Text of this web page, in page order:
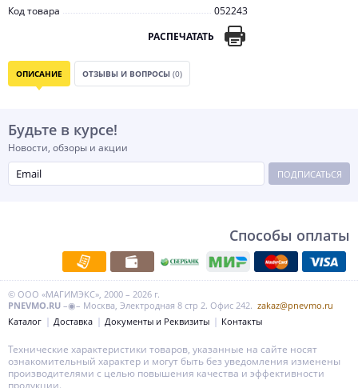
Код товара
052243
РАСПЕЧАТАТЬ
ОПИСАНИЕ ОТЗЫВЫ И ВОПРОСЫ (0)
Будьте в курсе!
Новости, обзоры и акции
ПОДПИСАТЬСЯ
Способы оплаты
© ООО «МАГИМЭКС», 2000 – 2026 г.
PNEVMO.RU –◉– Москва, Электродная 8 стр 2. Офис 242. zakaz@pnevmo.ru
Каталог
Доставка Документы и Реквизиты Контакты
Технические характеристики товаров, указанные на сайте носят
ознакомительный характер и могут быть без уведомления изменены
производителями с целью повышения качества и эффективности
продукции.